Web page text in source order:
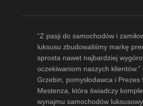
“Z pasji do samochodów i
luksusu zbudowaliśmy markę
sprosta nawet najbardziej
oczekiwaniom naszych klientów.”
Grzebin, pomysłodawca i Prezes
Mestenza, która świadczy
wynajmu samochodów